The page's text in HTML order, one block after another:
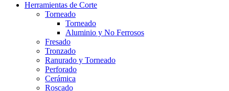
Herramientas de Corte
Torneado
Torneado
Aluminio y No Ferrosos
Fresado
Tronzado
Ranurado y Torneado
Perforado
Cerámica
Roscado